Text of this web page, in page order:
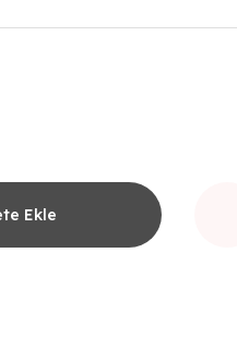
Ekle